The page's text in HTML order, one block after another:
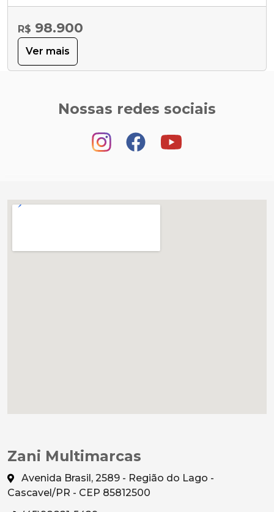
R$ 98.900
Ver mais
Nossas redes sociais
Zani Multimarcas
Avenida Brasil, 2589 - Região do Lago -
Cascavel/PR - CEP 85812500